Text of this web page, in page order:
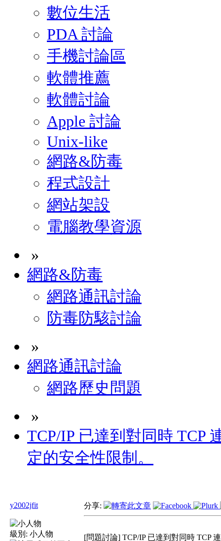
數位生活
PDA 討論
手機討論區
軟體推薦
軟體討論
Apple 討論
Unix-like
網路&防毒
程式設計
網站架設
電腦教學資源
»
網路&防毒
網路通訊討論
防毒防駭討論
»
網路通訊討論
網路歷史問題
»
TCP/IP 已達到對同時 TCP
定的安全性限制。
y2002jfit
級別: 小人物
分享:
[問題討論] TCP/IP 已達到對同時 TCP